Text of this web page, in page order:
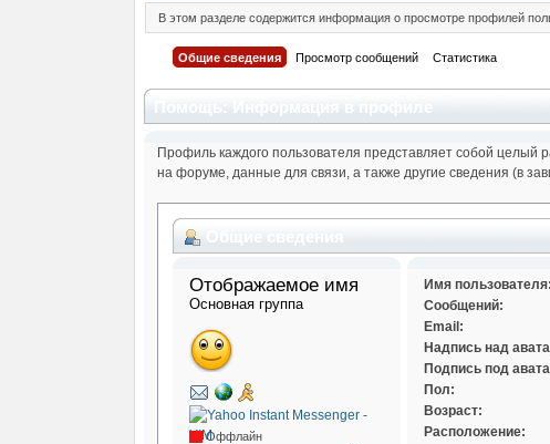
В этом разделе содержится информация о просмотре профилей
Общие сведения Просмотр сообщений Статистика
Профиль каждого пользователя представляет собой целый
на форуме, данные для связи, а также другие сведения (в
Отображаемое имя
Основная группа
Оффлайн
Имя пользователя:
Сообщений:
Email:
Надпись над
Подпись под
Пол:
Возраст:
Расположение: